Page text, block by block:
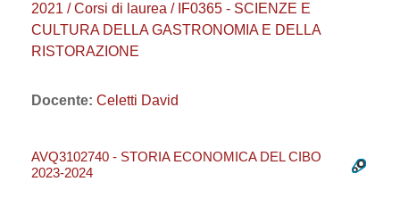
2021 / Corsi di laurea / IF0365 - SCIENZE E
CULTURA DELLA GASTRONOMIA E DELLA
RISTORAZIONE
Docente: Celetti David
AVQ3102740 - STORIA ECONOMICA DEL CIBO
2023-2024